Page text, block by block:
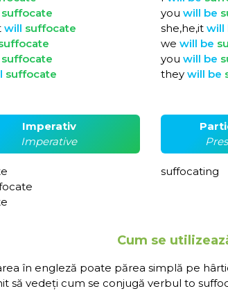
suffocate
will suffocate
suffocate
suffocate
you will be
she,he,it will
we will be
you will be
they will be
Imperativ
Imperative
suffocating
Cum se
în engleză poate părea simplă pe
să vedeți cum se conjugă verbul to